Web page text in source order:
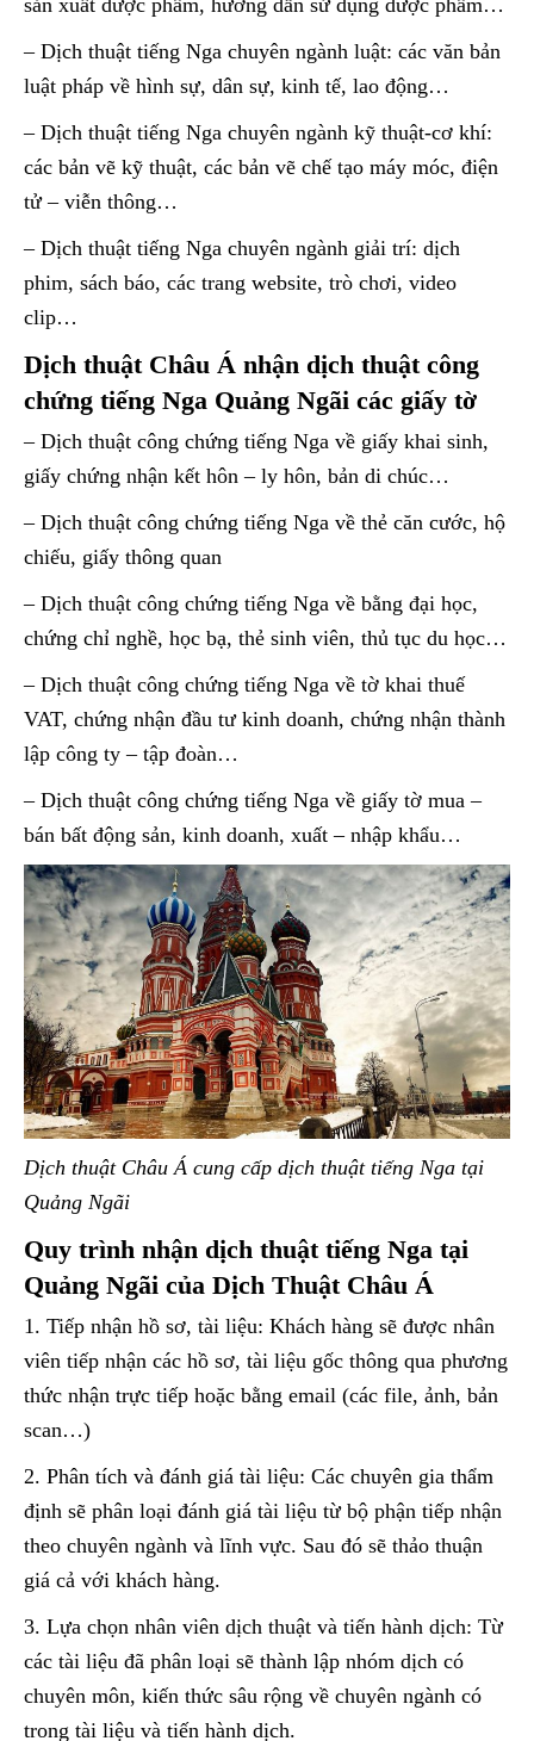
sản xuất dược phẩm, hướng dẫn sử dụng dược phẩm…
– Dịch thuật tiếng Nga chuyên ngành luật: các văn bản
luật pháp về hình sự, dân sự, kinh tế, lao động…
– Dịch thuật tiếng Nga chuyên ngành kỹ thuật-cơ khí:
các bản vẽ kỹ thuật, các bản vẽ chế tạo máy móc, điện
tử – viễn thông…
– Dịch thuật tiếng Nga chuyên ngành giải trí: dịch
phim, sách báo, các trang website, trò chơi, video
clip…
Dịch thuật Châu Á nhận dịch thuật công
chứng tiếng Nga Quảng Ngãi các giấy tờ
– Dịch thuật công chứng tiếng Nga về giấy khai sinh,
giấy chứng nhận kết hôn – ly hôn, bản di chúc…
– Dịch thuật công chứng tiếng Nga về thẻ căn cước, hộ
chiếu, giấy thông quan
– Dịch thuật công chứng tiếng Nga về bằng đại học,
chứng chỉ nghề, học bạ, thẻ sinh viên, thủ tục du học…
– Dịch thuật công chứng tiếng Nga về tờ khai thuế
VAT, chứng nhận đầu tư kinh doanh, chứng nhận thành
lập công ty – tập đoàn…
– Dịch thuật công chứng tiếng Nga về giấy tờ mua –
bán bất động sản, kinh doanh, xuất – nhập khẩu…
Dịch thuật Châu Á cung cấp dịch thuật tiếng Nga tại
Quảng Ngãi
Quy trình nhận dịch thuật tiếng Nga tại
Quảng Ngãi của Dịch Thuật Châu Á
1. Tiếp nhận hồ sơ, tài liệu: Khách hàng sẽ được nhân
viên tiếp nhận các hồ sơ, tài liệu gốc thông qua phương
thức nhận trực tiếp hoặc bằng email (các file, ảnh, bản
scan…)
2. Phân tích và đánh giá tài liệu: Các chuyên gia thẩm
định sẽ phân loại đánh giá tài liệu từ bộ phận tiếp nhận
theo chuyên ngành và lĩnh vực. Sau đó sẽ thảo thuận
giá cả với khách hàng.
3. Lựa chọn nhân viên dịch thuật và tiến hành dịch: Từ
các tài liệu đã phân loại sẽ thành lập nhóm dịch có
chuyên môn, kiến thức sâu rộng về chuyên ngành có
trong tài liệu và tiến hành dịch.